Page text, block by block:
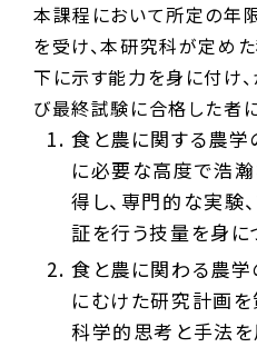
本課程において所定の年
を受け、本研究科が定め
下に示す能力を身に付け
び最終試験に合格した者
食と農に関する農
に必要な高度で浩
得し、専門的な実験
証を行う技量を身に
食と農に関わる農
にむけた研究計画
科学的思考と手法